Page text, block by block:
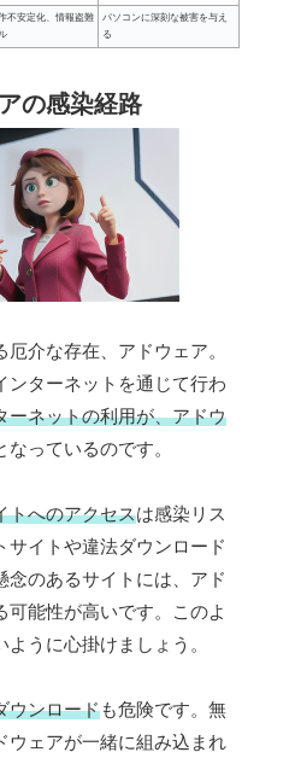
不安定化、情報盗難
パソコンに深刻な被害を与え
る
の感染経路
介な存在、アドウェア。
ンターネットを通じて行わ
ーネットの利用が、アドウ
なっているのです。
トへのアクセスは感染リス
サイトや違法ダウンロード
念のあるサイトには、アド
可能性が高いです。このよ
うに心掛けましょう。
ウンロードも危険です。無
ウェアが一緒に組み込まれ